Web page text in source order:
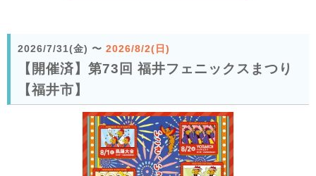
2026/7/31(金) 〜 2026/8/2(日)
【開催済】第73回 福井フェニックスまつり
【福井市】